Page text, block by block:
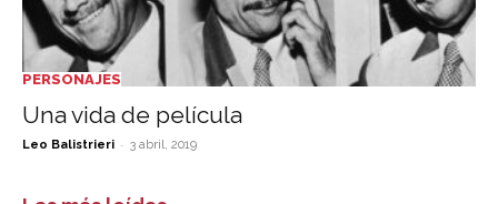
PERSONAJES
Una vida de película
Leo Balistrieri - 3 abril, 2019